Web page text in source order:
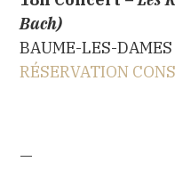
Bach)
BAUME-LES-
RÉSERVATION
—